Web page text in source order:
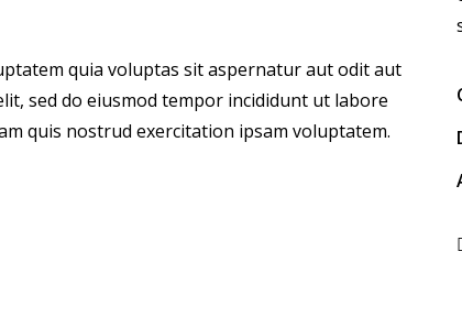
quia voluptas sit aspernatur aut odit aut
sed do eiusmod tempor incididunt ut labore
quis nostrud exercitation ipsam voluptatem.